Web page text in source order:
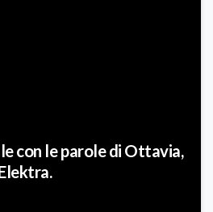
con le parole di Ottavia,